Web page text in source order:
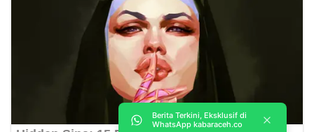
Berita Terkini, Eksklusif di
WhatsApp kabaraceh.co